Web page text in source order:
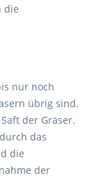
die
nur noch
übrig sind.
der Gräser.
das
die
der